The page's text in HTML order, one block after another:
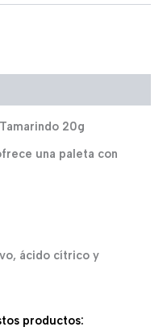
20g
una paleta con
ácido cítrico y
productos: